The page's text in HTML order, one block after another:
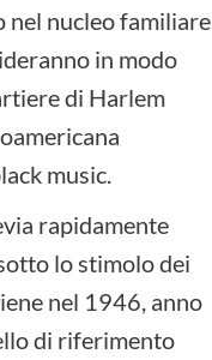
nel nucleo familiare
in modo
di Harlem
music.
rapidamente
lo stimolo dei
nel 1946, anno
di riferimento